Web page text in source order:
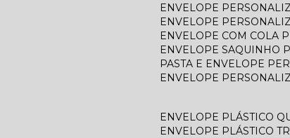
ENVELOPE
ENVELOPE
ENVELOPE COM COLA
ENVELOPE SAQUINHO
PASTA E ENVELOPE
ENVELOPE
ENVELOPE PLÁSTICO
ENVELOPE PLÁSTICO